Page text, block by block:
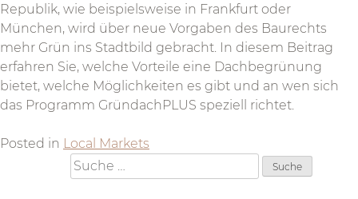
Republik, wie beispielsweise in Frankfurt oder
München, wird über neue Vorgaben des Baurechts
mehr Grün ins Stadtbild gebracht. In diesem Beitrag
erfahren Sie, welche Vorteile eine Dachbegrünung
bietet, welche Möglichkeiten es gibt und an wen sich
das Programm GründachPLUS speziell richtet.
Posted in Local Markets
Suche
nach: